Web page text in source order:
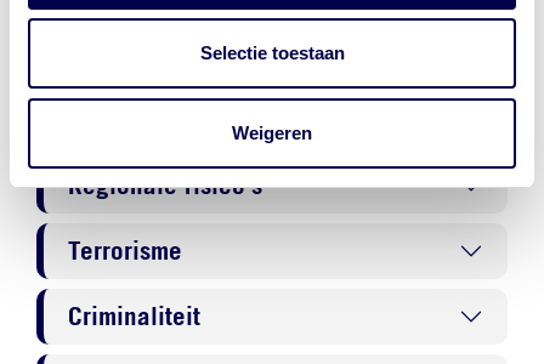
Selectie toestaan
Weigeren
Reisadvies Guinee
Regionale risico's
Terrorisme
Criminaliteit